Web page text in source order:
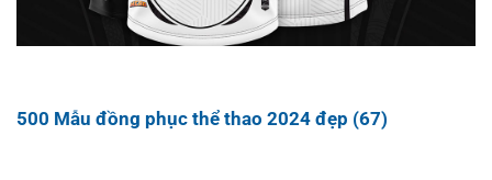
500 Mẫu đồng phục thể thao 2024 đẹp (67)